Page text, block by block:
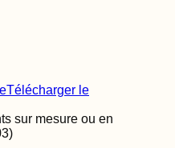
Télécharger le
sur mesure ou en
)